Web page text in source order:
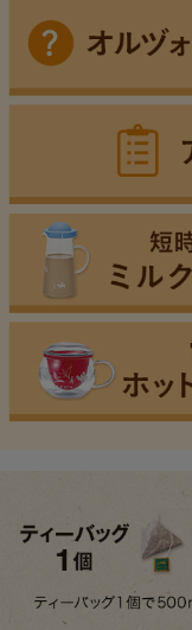
れている大麦の優良品種
きのオルヅォを厳選して